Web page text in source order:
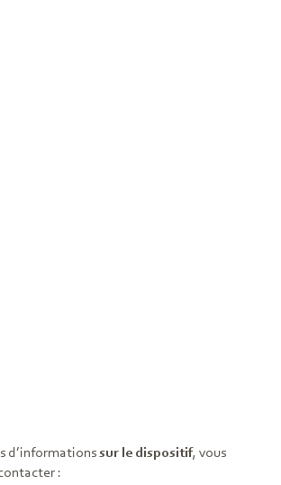
d’informationssur le dispositif, vous
: